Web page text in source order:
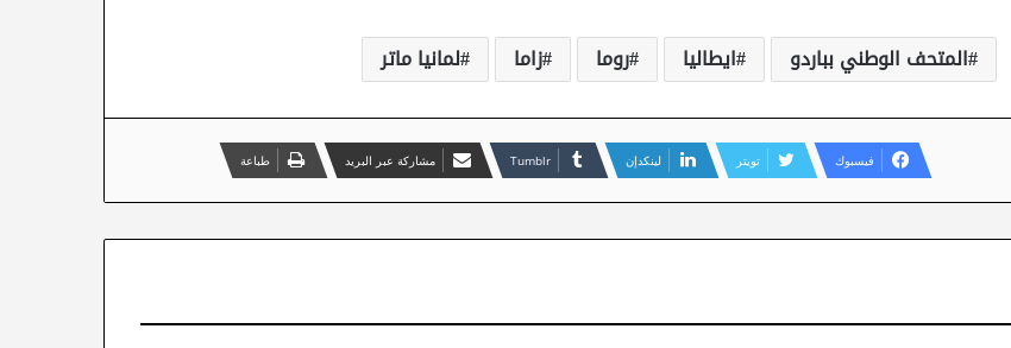
المتحف الوطني بباردو ايطاليا روما زاما لمانيا ماتر
فيسبوك تويتر لينكدإن مشاركة عبر البريد طباعة